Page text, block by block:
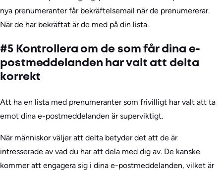
nya prenumeranter får bekräftelsemail när de prenumererar.
När de har bekräftat är de med på din lista.
#5 Kontrollera om de som får dina e-
postmeddelanden har valt att delta
korrekt
Att ha en lista med prenumeranter som frivilligt har valt att ta
emot dina e-postmeddelanden är superviktigt.
När människor väljer att delta betyder det att de är
intresserade av vad du har att dela med dig av. De kanske
kommer att engagera sig i dina e-postmeddelanden, vilket är